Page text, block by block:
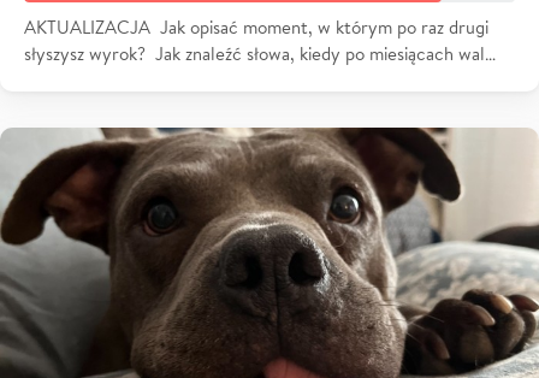
AKTUALIZACJA Jak opisać moment, w którym po raz drugi
słyszysz wyrok? Jak znaleźć słowa, kiedy po miesiącach wal…